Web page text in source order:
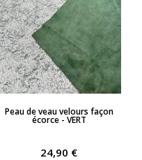
APERÇU RAPIDE
Peau de veau velours façon
écorce - VERT
24,90 €